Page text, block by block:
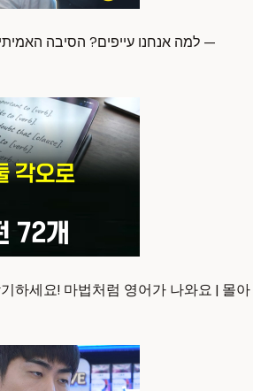
하세요! 마법처럼 영어가 나와요 | 몰아